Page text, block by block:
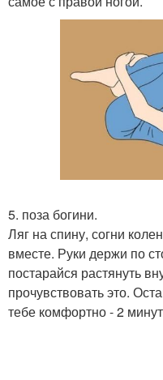
5. поза богини.
Ляг на спину, согни
вместе. Руки держи по
постарайся растянуть
прочувствовать это.
тебе комфортно - 2